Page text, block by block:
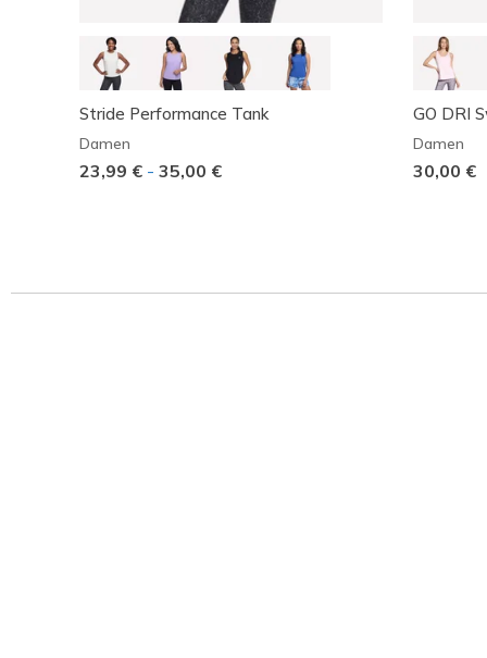
Stride Performance Tank
Damen
23,99 € - 35,00 €
GO DRI
Damen
30,00 €